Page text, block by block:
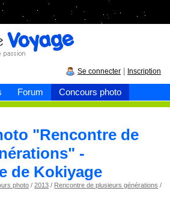
Forum Concours photo
Se connecter Inscription
"Rencontre de
-
de Kokiyage
photo /2013 / Rencontre de plusieurs générations /